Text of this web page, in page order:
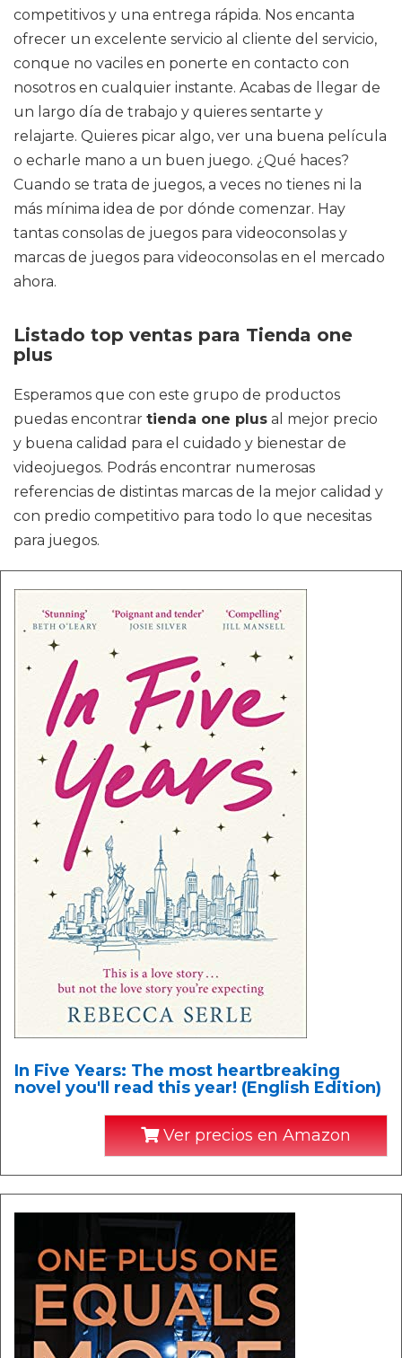
competitivos y una entrega rápida. Nos encanta
ofrecer un excelente servicio al cliente del servicio,
conque no vaciles en ponerte en contacto con
nosotros en cualquier instante. Acabas de llegar de
un largo día de trabajo y quieres sentarte y
relajarte. Quieres picar algo, ver una buena película
o echarle mano a un buen juego. ¿Qué haces?
Cuando se trata de juegos, a veces no tienes ni la
más mínima idea de por dónde comenzar. Hay
tantas consolas de juegos para videoconsolas y
marcas de juegos para videoconsolas en el mercado
ahora.
Listado top ventas para Tienda one
plus
Esperamos que con este grupo de productos
puedas encontrar tienda one plus al mejor precio
y buena calidad para el cuidado y bienestar de
videojuegos. Podrás encontrar numerosas
referencias de distintas marcas de la mejor calidad y
con predio competitivo para todo lo que necesitas
para juegos.
In Five Years: The most heartbreaking
novel you'll read this year! (English Edition)
Ver precios en Amazon